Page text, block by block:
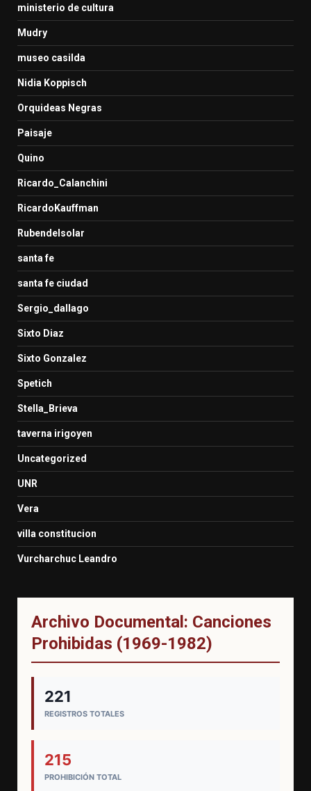
ministerio de cultura
Mudry
museo casilda
Nidia Koppisch
Orquideas Negras
Paisaje
Quino
Ricardo_Calanchini
RicardoKauffman
Rubendelsolar
santa fe
santa fe ciudad
Sergio_dallago
Sixto Diaz
Sixto Gonzalez
Spetich
Stella_Brieva
taverna irigoyen
Uncategorized
UNR
Vera
villa constitucion
Vurcharchuc Leandro
Archivo Documental: Canciones
Prohibidas (1969-1982)
221
REGISTROS TOTALES
215
PROHIBICIÓN TOTAL